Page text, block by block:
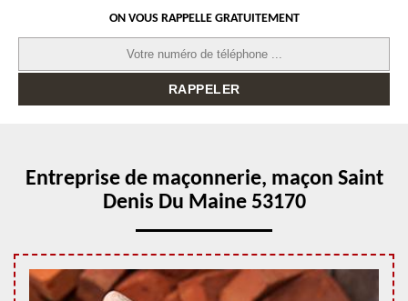
ON VOUS RAPPELLE GRATUITEMENT
Entreprise de maçonnerie, maçon Saint
Denis Du Maine 53170